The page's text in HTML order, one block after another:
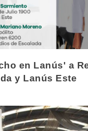
en Lanús' a
y Lanús Este